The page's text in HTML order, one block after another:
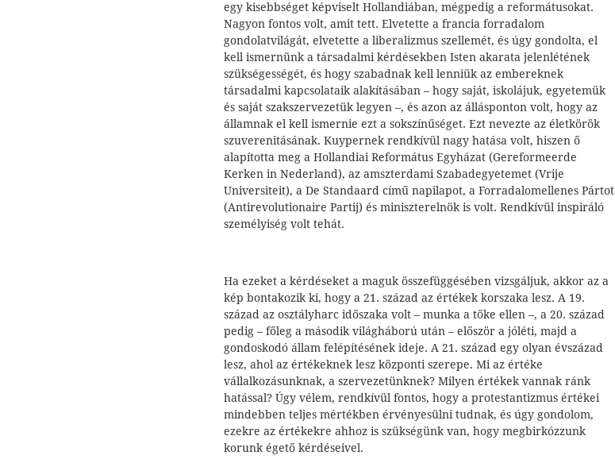
egy kisebbséget képviselt Hollandiában, mégpedig a reformátusokat.
Nagyon fontos volt, amit tett. Elvetette a francia forradalom
gondolatvilágát, elvetette a liberalizmus szellemét, és úgy gondolta, el
kell ismernünk a társadalmi kérdésekben Isten akarata jelenlétének
szükségességét, és hogy szabadnak kell lenniük az embereknek
társadalmi kapcsolataik alakításában – hogy saját, iskolájuk, egyetemük
és saját szakszervezetük legyen –, és azon az állásponton volt, hogy az
államnak el kell ismernie ezt a sokszínűséget. Ezt nevezte az életkörök
szuverenitásának. Kuypernek rendkívül nagy hatása volt, hiszen ő
alapította meg a Hollandiai Református Egyházat (Gereformeerde
Kerken in Nederland), az amszterdami Szabadegyetemet (Vrije
Universiteit), a De Standaard című napilapot, a Forradalomellenes Pártot
(Antirevolutionaire Partij) és miniszterelnök is volt. Rendkívül inspiráló
személyiség volt tehát.
Ha ezeket a kérdéseket a maguk összefüggésében vizsgáljuk, akkor az a
kép bontakozik ki, hogy a 21. század az értékek korszaka lesz. A 19.
század az osztályharc időszaka volt – munka a tőke ellen –, a 20. század
pedig – főleg a második világháború után – először a jóléti, majd a
gondoskodó állam felépítésének ideje. A 21. század egy olyan évszázad
lesz, ahol az értékeknek lesz központi szerepe. Mi az értéke
vállalkozásunknak, a szervezetünknek? Milyen értékek vannak ránk
hatással? Úgy vélem, rendkívül fontos, hogy a protestantizmus értékei
mindebben teljes mértékben érvényesülni tudnak, és úgy gondolom,
ezekre az értékekre ahhoz is szükségünk van, hogy megbirkózzunk
korunk égető kérdéseivel.